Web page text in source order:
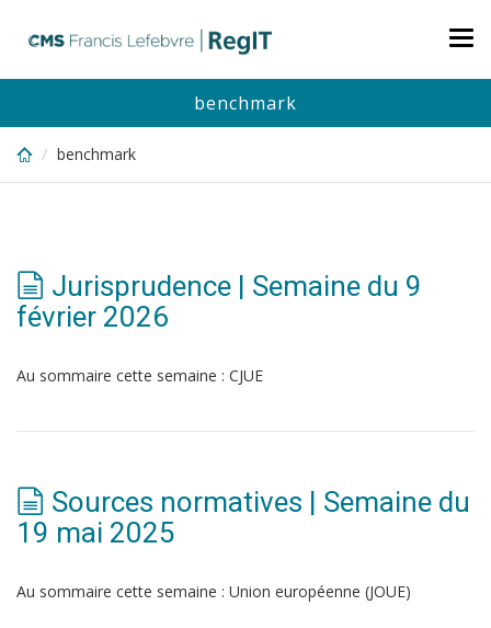
content
benchmark
benchmark
Jurisprudence | Semaine du 9
février 2026
Au sommaire cette semaine : CJUE
Sources normatives | Semaine du
19 mai 2025
Au sommaire cette semaine : Union européenne (JOUE)